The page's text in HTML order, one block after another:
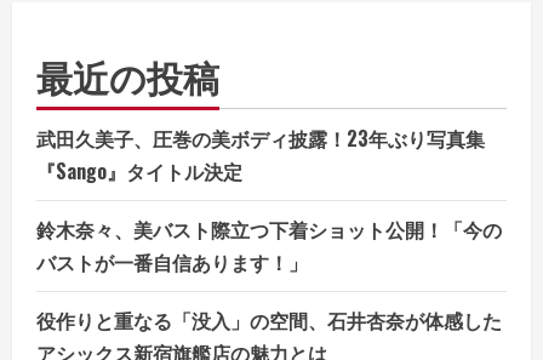
最近の投稿
武田久美子、圧巻の美ボディ披露！23年ぶり写真集
『Sango』タイトル決定
鈴木奈々、美バスト際立つ下着ショット公開！「今の
バストが一番自信あります！」
役作りと重なる「没入」の空間、石井杏奈が体感した
アシックス新宿旗艦店の魅力とは